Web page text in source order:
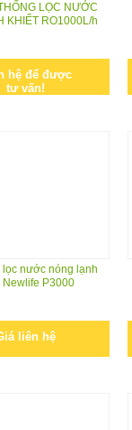
LỌC NƯỚC
KHIẾT RO1000L/h
hệ để được
tư vấn!
lọc nước nóng lạnh
Newlife P3000
liên hệ